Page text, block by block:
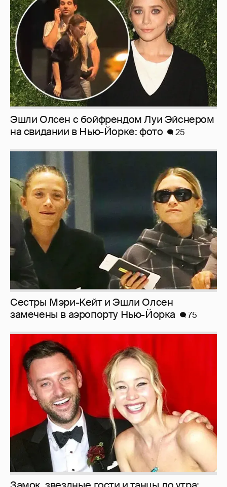
Эшли Олсен с бойфрендом Луи Эйснером
на свидании в Нью-Йорке: фото
25
Сестры Мэри-Кейт и Эшли Олсен
замечены в аэропорту Нью-Йорка
75